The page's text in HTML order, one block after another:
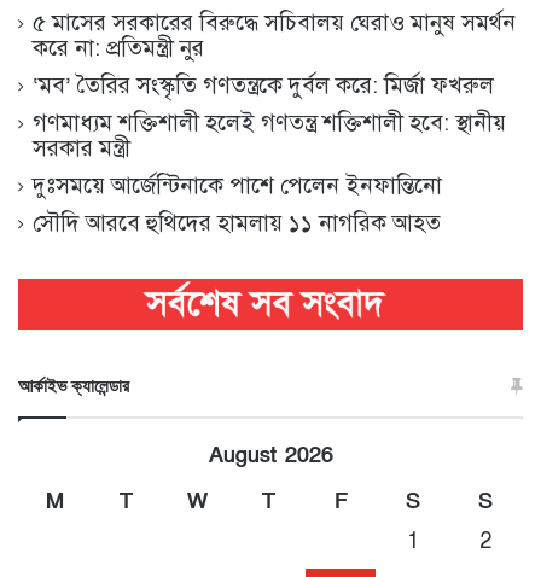
৫ মাসের সরকারের বিরুদ্ধে সচিবালয় ঘেরাও মানুষ সমর্থন
করে না: প্রতিমন্ত্রী নুর
‘মব’ তৈরির সংস্কৃতি গণতন্ত্রকে দুর্বল করে: মির্জা ফখরুল
গণমাধ্যম শক্তিশালী হলেই গণতন্ত্র শক্তিশালী হবে: স্থানীয়
সরকার মন্ত্রী
দুঃসময়ে আর্জেন্টিনাকে পাশে পেলেন ইনফান্তিনো
সৌদি আরবে হুথিদের হামলায় ১১ নাগরিক আহত
আর্কাইভ ক্যালেন্ডার
August 2026
M
T W T F S S
1
2